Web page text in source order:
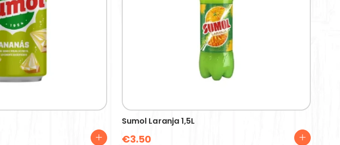
Sumol Laranja 1,5L
€3.50